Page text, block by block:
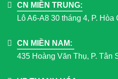
CN MIỀN TRUNG:
Lô A6-A8 30 tháng 4, P.
CN MIỀN NAM:
435 Hoàng Văn Thụ, P. Tân